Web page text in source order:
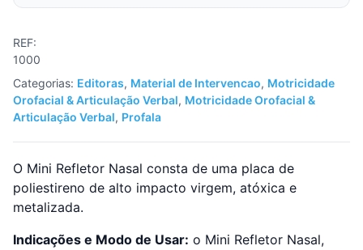
REF:
1000
Categorias: Editoras, Material de Intervencao, Motricidade
Orofacial & Articulação Verbal, Motricidade Orofacial &
Articulação Verbal, Profala
O Mini Refletor Nasal consta de uma placa de
poliestireno de alto impacto virgem, atóxica e
metalizada.
Indicações e Modo de Usar: o Mini Refletor Nasal,